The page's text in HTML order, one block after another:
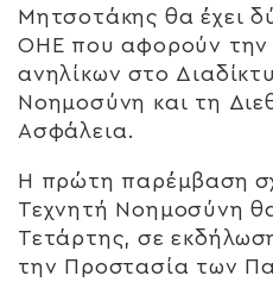
Μητσοτάκης θα έχει
ΟΗΕ που αφορούν την
ανηλίκων στο
Νοημοσύνη και τη
Ασφάλεια.
Η πρώτη παρέμβαση
Τεχνητή Νοημοσύνη
Τετάρτης, σε
την Προστασία των